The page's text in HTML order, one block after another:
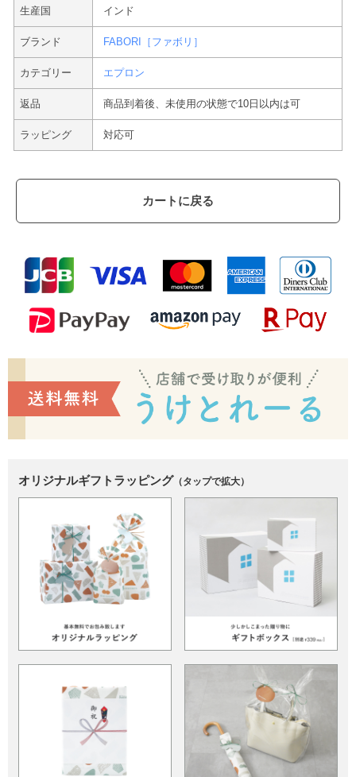
生産国 インド
ブランド FABORI［ファボリ］
カテゴリー エプロン
返品 商品到着後、未使用の状態で10日以内は可
ラッピング 対応可
カートに戻る
オリジナルギフトラッピング （タップで拡大）